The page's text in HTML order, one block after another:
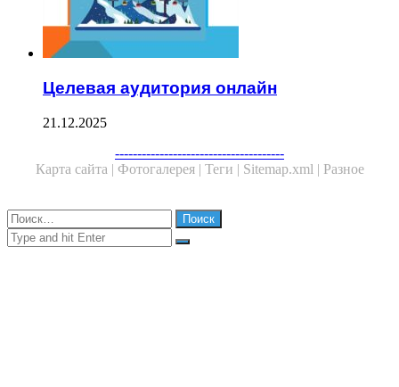
Целевая аудитория онлайн
21.12.2025
--------------------------------------
Карта сайта | Фотогалерея | Теги | Sitemap.xml | Разное
Close
Найти:
Close
Search